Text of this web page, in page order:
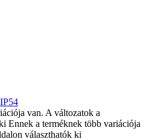
van. A változatok a
Ennek a terméknek több variációja
választhatók ki